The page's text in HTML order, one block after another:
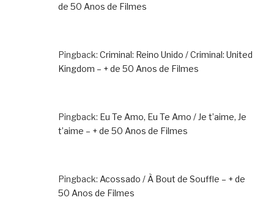
de 50 Anos de Filmes
Pingback: Criminal: Reino Unido / Criminal: United
Kingdom – + de 50 Anos de Filmes
Pingback: Eu Te Amo, Eu Te Amo / Je t’aime, Je
t’aime – + de 50 Anos de Filmes
Pingback: Acossado / À Bout de Souffle – + de
50 Anos de Filmes